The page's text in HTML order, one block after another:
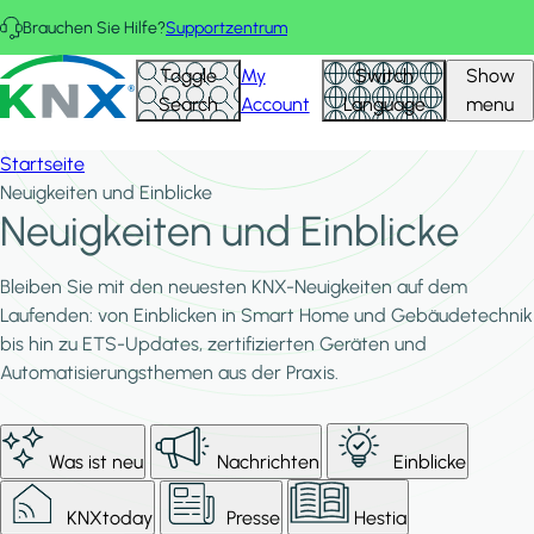
Direkt zum Inhalt
Brauchen Sie Hilfe?Supportzentrum
KNX - Homepage Toggle
Search
My
Account
Switch
Language
Show
menu
Startseite
Neuigkeiten und Einblicke
Neuigkeiten und Einblicke
Bleiben Sie mit den neuesten KNX-Neuigkeiten auf dem
Laufenden: von Einblicken in Smart Home und Gebäudetechnik
bis hin zu ETS-Updates, zertifizierten Geräten und
Automatisierungsthemen aus der Praxis.
Was ist neu Nachrichten Einblicke
KNXtoday Presse Hestia